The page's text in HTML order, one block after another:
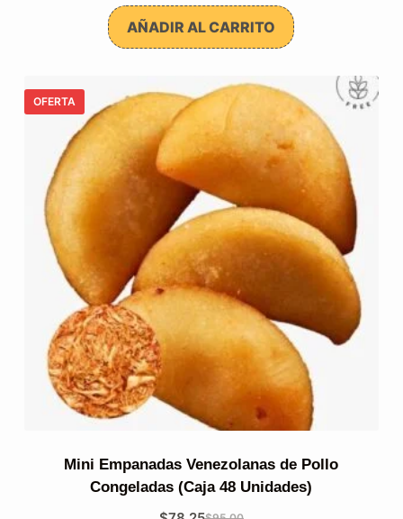
original
era:
$56.00.
actual
es:
$45.90.
AÑADIR AL CARRITO
OFERTA
Mini Empanadas Venezolanas de Pollo
Congeladas (Caja 48 Unidades)